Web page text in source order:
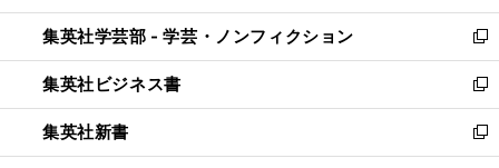
開
く
ウ
で
開
く
ン
ド
ウ
で
開
く
ウ
ィ
ン
ド
ウ
で
開
集英社学芸部 - 学芸・ノンフィクション
新
し
い
ウ
ィ
ン
集英社ビジネス書
新
し
い
ウ
集英社新書
新
し